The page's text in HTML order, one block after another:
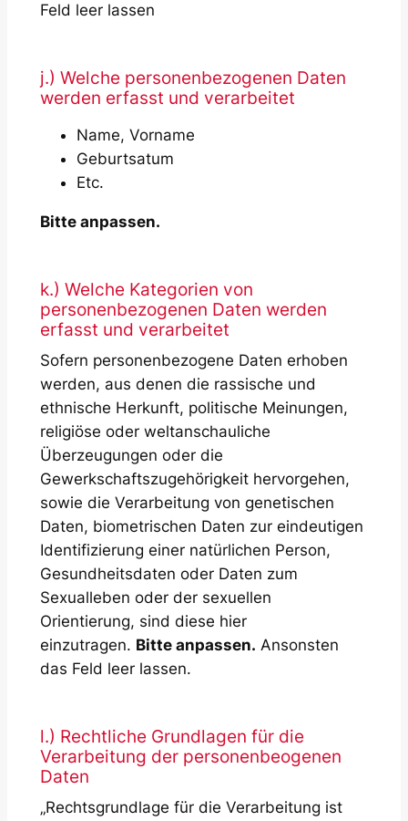
Feld leer lassen
j.) Welche personenbezogenen Daten
werden erfasst und verarbeitet
Name, Vorname
Geburtsatum
Etc.
Bitte anpassen.
k.) Welche Kategorien von
personenbezogenen Daten werden
erfasst und verarbeitet
Sofern personenbezogene Daten erhoben
werden, aus denen die rassische und
ethnische Herkunft, politische Meinungen,
religiöse oder weltanschauliche
Überzeugungen oder die
Gewerkschaftszugehörigkeit hervorgehen,
sowie die Verarbeitung von genetischen
Daten, biometrischen Daten zur eindeutigen
Identifizierung einer natürlichen Person,
Gesundheitsdaten oder Daten zum
Sexualleben oder der sexuellen
Orientierung, sind diese hier
einzutragen. Bitte anpassen. Ansonsten
das Feld leer lassen.
l.) Rechtliche Grundlagen für die
Verarbeitung der personenbeogenen
Daten
„Rechtsgrundlage für die Verarbeitung ist